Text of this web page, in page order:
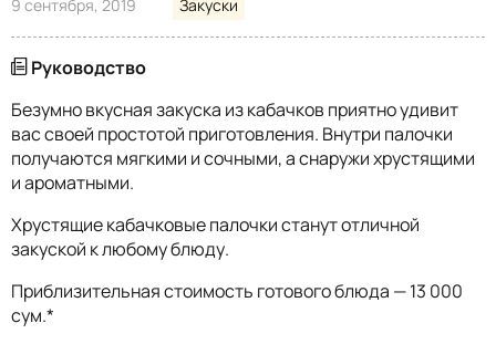
9 сентября, 2019 Закуски
Руководство
Безумно вкусная закуска из кабачков приятно удивит
вас своей простотой приготовления. Внутри палочки
получаются мягкими и сочными, а снаружи хрустящими
и ароматными.
Хрустящие кабачковые палочки станут отличной
закуской к любому блюду.
Приблизительная стоимость готового блюда — 13 000
сум.*